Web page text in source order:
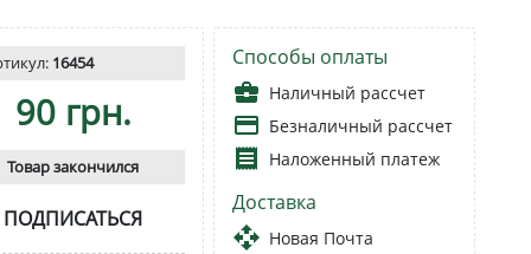
16454
90 грн.
Товар закончился
ПОДПИСАТЬСЯ
Способы оплаты
business_center Наличный рассчет
payment Безналичный рассчет
receipt Наложенный платеж
Доставка
open_with Новая Почта